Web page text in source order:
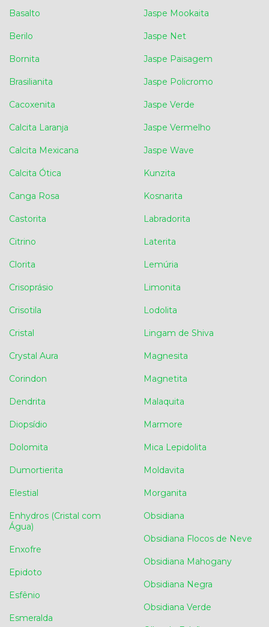
Basalto
Berilo
Bornita
Brasilianita
Cacoxenita
Calcita Laranja
Calcita Mexicana
Calcita Ótica
Canga Rosa
Castorita
Citrino
Clorita
Crisoprásio
Crisotila
Cristal
Crystal Aura
Corindon
Dendrita
Diopsídio
Dolomita
Dumortierita
Elestial
Enhydros (Cristal com
Água)
Enxofre
Epidoto
Esfênio
Esmeralda
Jaspe Mookaita
Jaspe Net
Jaspe Paisagem
Jaspe Policromo
Jaspe Verde
Jaspe Vermelho
Jaspe Wave
Kunzita
Kosnarita
Labradorita
Laterita
Lemúria
Limonita
Lodolita
Lingam de Shiva
Magnesita
Magnetita
Malaquita
Marmore
Mica Lepidolita
Moldavita
Morganita
Obsidiana
Obsidiana Flocos de Neve
Obsidiana Mahogany
Obsidiana Negra
Obsidiana Verde